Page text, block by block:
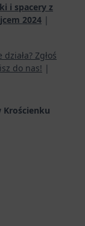
i spacery z
2024 |
działa? Zgłoś
do nas! |
Krościenku